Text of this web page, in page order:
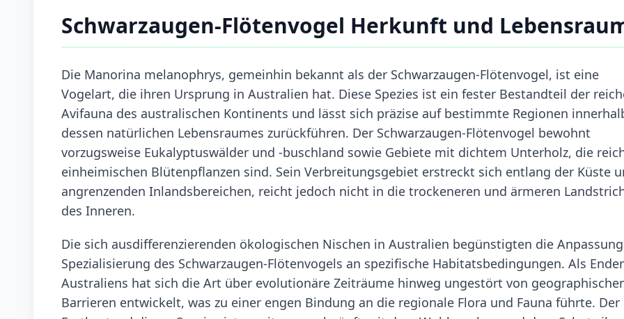
Schwarzaugen-Flötenvogel Herkunft und
Die Manorina melanophrys, gemeinhin bekannt als der Schwarzaugen-Flötenvogel, ist eine
Vogelart, die ihren Ursprung in Australien hat. Diese Spezies ist ein fester Bestandteil der
Avifauna des australischen Kontinents und lässt sich präzise auf bestimmte Regionen
dessen natürlichen Lebensraumes zurückführen. Der Schwarzaugen-Flötenvogel bewohnt
vorzugsweise Eukalyptuswälder und -buschland sowie Gebiete mit dichtem Unterholz, die
einheimischen Blütenpflanzen sind. Sein Verbreitungsgebiet erstreckt sich entlang der Küste
angrenzenden Inlandsbereichen, reicht jedoch nicht in die trockeneren und ärmeren
des Inneren.
Die sich ausdifferenzierenden ökologischen Nischen in Australien begünstigten die
Spezialisierung des Schwarzaugen-Flötenvogels an spezifische Habitatsbedingungen. Als
Australiens hat sich die Art über evolutionäre Zeiträume hinweg ungestört von
Barrieren entwickelt, was zu einer engen Bindung an die regionale Flora und Fauna führte. Der